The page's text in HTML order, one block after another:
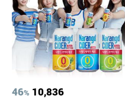
46% 10,836